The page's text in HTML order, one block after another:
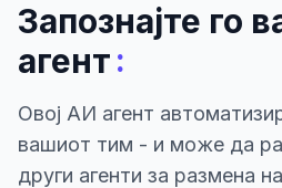
Запознајте го
агент:
Овој АИ агент
вашиот тим - и може да
други агенти за размена